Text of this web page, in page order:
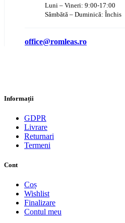
Luni – Vineri: 9:00-17:00
Sâmbătă – Duminică: Închis
office@romleas.ro
Informații
GDPR
Livrare
Returnari
Termeni
Cont
Coș
Wishlist
Finalizare
Contul meu